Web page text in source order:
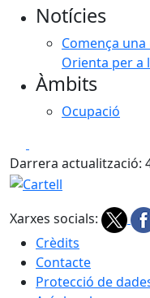
Notícies
Comença
Orienta per a
Àmbits
Ocupació
Darrera actualització:
Cartell
Xarxes socials:
Crèdits
Contacte
Protecció de